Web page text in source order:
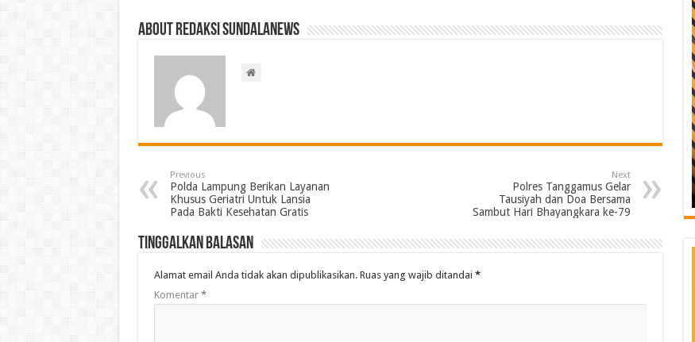
About Redaksi Sundalanews
Previous
Polda Lampung Berikan Layanan
Khusus Geriatri Untuk Lansia
Pada Bakti Kesehatan Gratis
Next
Polres Tanggamus Gelar
Tausiyah dan Doa Bersama
Sambut Hari Bhayangkara ke-79
Tinggalkan Balasan
Alamat email Anda tidak akan dipublikasikan. Ruas yang wajib ditandai *
Komentar *